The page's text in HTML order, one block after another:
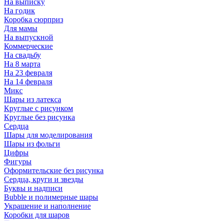
На выписку
На годик
Коробка сюрприз
Для мамы
На выпускной
Коммерческие
На свадьбу
На 8 марта
На 23 февраля
На 14 февраля
Микс
Шары из латекса
Круглые с рисунком
Круглые без рисунка
Сердца
Шары для моделирования
Шары из фольги
Цифры
Фигуры
Оформительские без рисунка
Сердца, круги и звезды
Буквы и надписи
Bubble и полимерные шары
Украшение и наполнение
Коробки для шаров